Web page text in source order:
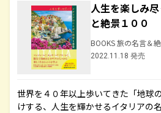
人生を楽しみ
と絶景１００
BOOKS 旅の名言＆
2022.11.18 発売
世界を４０年以上歩いてきた「地球
けする、人生を輝かせるイタリアの